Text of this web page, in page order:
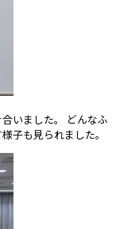
いました。 どんなふ
子も見られました。